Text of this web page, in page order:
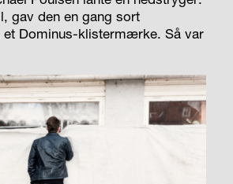
gav den en gang sort
Dominus-klistermærke. Så var